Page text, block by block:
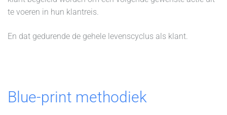
te voeren in hun klantreis.
En dat gedurende de gehele levenscyclus als klant.
Blue-print methodiek